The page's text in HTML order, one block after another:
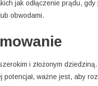
jak odłączenie prądu,
obwodami.
i złożonym dziedziną.
potencjał, ważne jest, aby